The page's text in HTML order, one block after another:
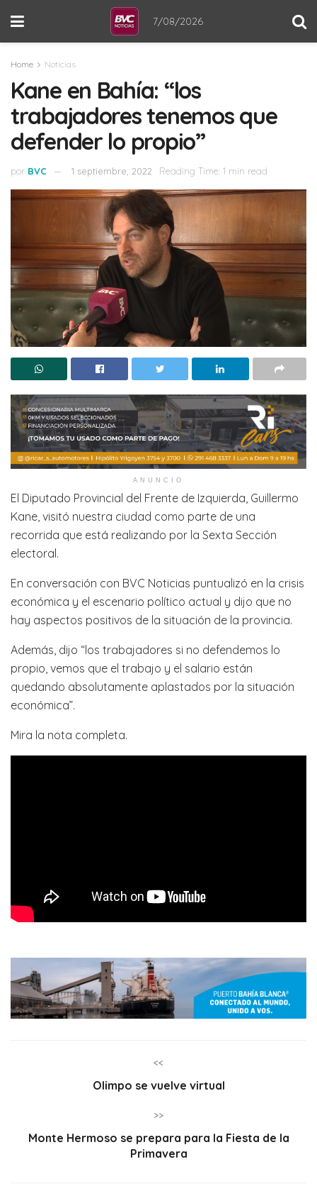
7/08/2026
Home Noticias
Kane en Bahía: “los
trabajadores tenemos que
defender lo propio”
por BVC 1 septiembre, 2022 Reading Time: 1 min read
ANUNCIO
El Diputado Provincial del Frente de Izquierda, Guillermo
Kane, visitó nuestra ciudad como parte de una
recorrida que está realizando por la Sexta Sección
electoral.
En conversación con BVC Noticias puntualizó en la crisis
económica y el escenario político actual y dijo que no
hay aspectos positivos de la situación de la provincia.
Además, dijo “los trabajadores si no defendemos lo
propio, vemos que el trabajo y el salario están
quedando absolutamente aplastados por la situación
económica”.
Mira la nota completa.
<<
Olimpo se vuelve virtual
>>
Monte Hermoso se prepara para la Fiesta de la
Primavera